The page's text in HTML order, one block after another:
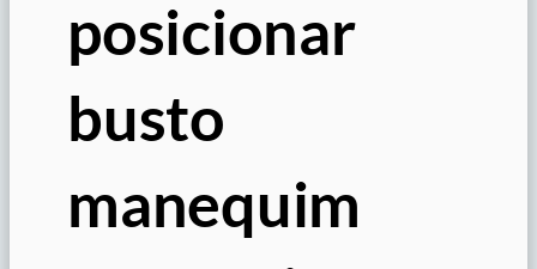
posicionar
busto
manequim